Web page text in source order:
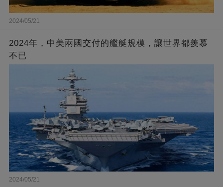
2024/05/21
2024年，中美兩國交付的艦艇規模，讓世界都羨慕
不已
2024/05/21